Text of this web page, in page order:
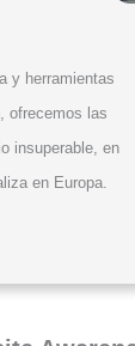
y herramientas
ofrecemos las
insuperable, en
en Europa.